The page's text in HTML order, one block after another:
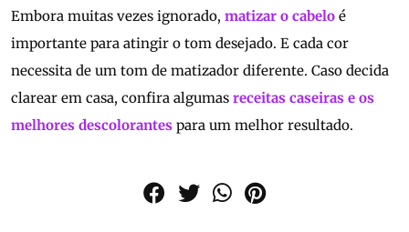
Embora muitas vezes ignorado, matizar o cabelo é
importante para atingir o tom desejado. E cada cor
necessita de um tom de matizador diferente. Caso decida
clarear em casa, confira algumas receitas caseiras e os
melhores descolorantes para um melhor resultado.